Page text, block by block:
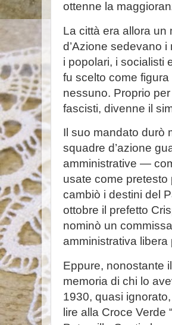
ottenne la
La città era allora
d’Azione sedevano
i popolari, i socialisti
fu scelto come
nessuno. Proprio
fascisti, divenne il
Il suo mandato durò
squadre d’azione
amministrative —
usate come
cambiò i destini del
ottobre il prefetto
nominò un
amministrativa libera
Eppure, nonostante
memoria di chi lo
1930, quasi
lire alla Croce Verde